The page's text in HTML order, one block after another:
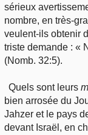
sérieux
nombre, en très-
veulent-ils obtenir
triste demande : «
(Nomb. 32:5).
Quels sont leurs
bien arrosée du
Jahzer et le pays
devant Israël, en